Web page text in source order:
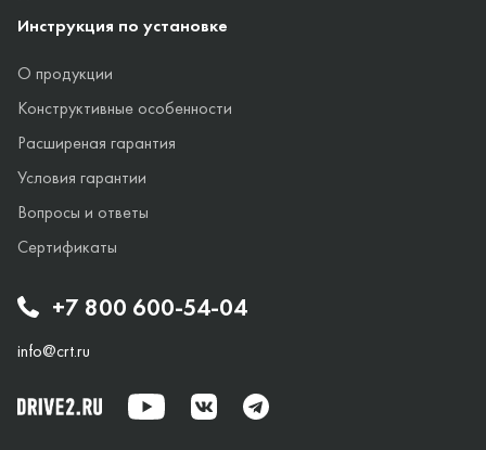
+7 800 600-54-04
info@crt.ru
Инструкция по установке
О продукции
Конструктивные особенности
Расширеная гарантия
Условия гарантии
Вопросы и ответы
Сертификаты